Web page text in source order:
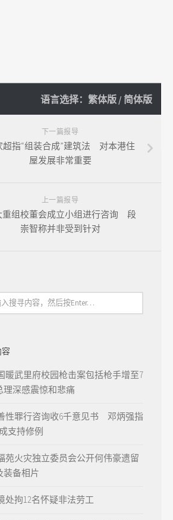
语言选择： 繁体版 / 简体版
下一篇报导
超指“组装合成”建筑法 对本港住
屋发展非常重要
上一篇报导
重组校董会成立小组进行咨询 段
崇智称并非受到针对
容
暖武里府校园枪击案包括枪手增至7
深感震惊和悲痛
性罪行咨询收6千意见书 邓炳强指
支持修例
苑火灾独立委员会公开何伟豪遗留
装备相片
处拘12名怀疑非法劳工